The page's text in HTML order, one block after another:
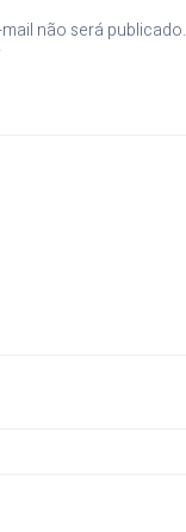
não será publicado.